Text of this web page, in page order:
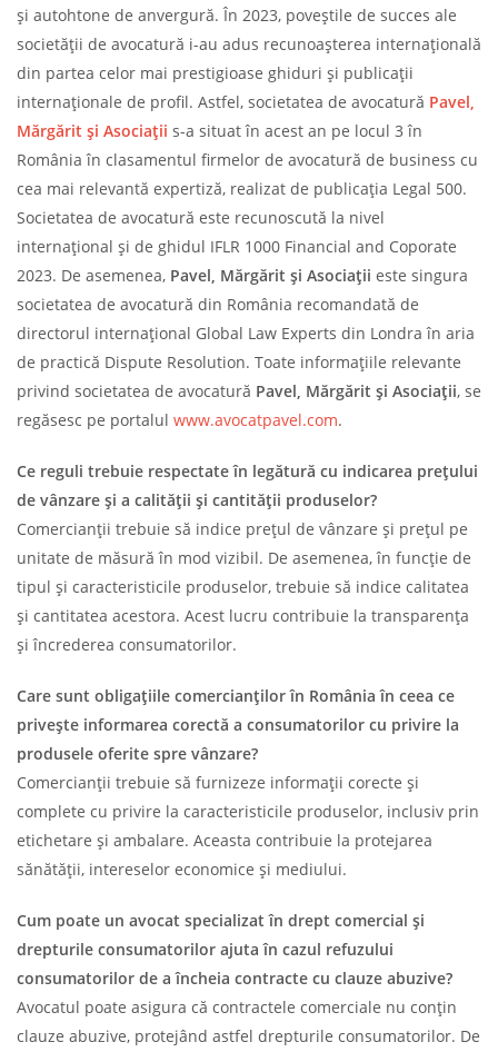
și autohtone de anvergură. În 2023, poveștile de succes ale
societății de avocatură i-au adus recunoașterea internațională
din partea celor mai prestigioase ghiduri și publicații
internaționale de profil. Astfel, societatea de avocatură Pavel,
Mărgărit și Asociații s-a situat în acest an pe locul 3 în
România în clasamentul firmelor de avocatură de business cu
cea mai relevantă expertiză, realizat de publicația Legal 500.
Societatea de avocatură este recunoscută la nivel
internațional și de ghidul IFLR 1000 Financial and Coporate
2023. De asemenea, Pavel, Mărgărit și Asociații este singura
societatea de avocatură din România recomandată de
directorul internațional Global Law Experts din Londra în aria
de practică Dispute Resolution. Toate informațiile relevante
privind societatea de avocatură Pavel, Mărgărit și Asociații, se
regăsesc pe portalul www.avocatpavel.com.
Ce reguli trebuie respectate în legătură cu indicarea prețului
de vânzare și a calității și cantității produselor?
Comercianții trebuie să indice prețul de vânzare și prețul pe
unitate de măsură în mod vizibil. De asemenea, în funcție de
tipul și caracteristicile produselor, trebuie să indice calitatea
și cantitatea acestora. Acest lucru contribuie la transparența
și încrederea consumatorilor.
Care sunt obligațiile comercianților în România în ceea ce
privește informarea corectă a consumatorilor cu privire la
produsele oferite spre vânzare?
Comercianții trebuie să furnizeze informații corecte și
complete cu privire la caracteristicile produselor, inclusiv prin
etichetare și ambalare. Aceasta contribuie la protejarea
sănătății, intereselor economice și mediului.
Cum poate un avocat specializat în drept comercial și
drepturile consumatorilor ajuta în cazul refuzului
consumatorilor de a încheia contracte cu clauze abuzive?
Avocatul poate asigura că contractele comerciale nu conțin
clauze abuzive, protejând astfel drepturile consumatorilor. De